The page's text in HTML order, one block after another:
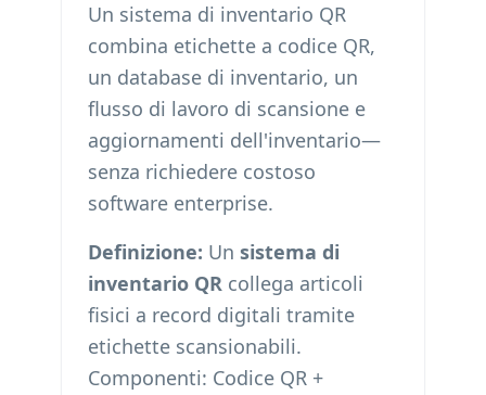
Un sistema di inventario QR
combina etichette a codice QR,
un database di inventario, un
flusso di lavoro di scansione e
aggiornamenti dell'inventario—
senza richiedere costoso
software enterprise.
Definizione: Un sistema di
inventario QR collega articoli
fisici a record digitali tramite
etichette scansionabili.
Componenti: Codice QR +